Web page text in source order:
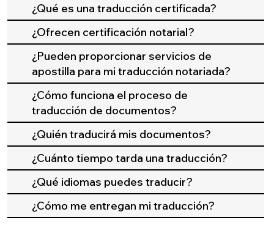
¿Qué es una traducción certificada?
¿Ofrecen certificación notarial?
¿Pueden proporcionar servicios de
apostilla para mi traducción notariada?
¿Cómo funciona el proceso de
traducción de documentos?
¿Quién traducirá mis documentos?
¿Cuánto tiempo tarda una traducción?
¿Qué idiomas puedes traducir?
¿Cómo me entregan mi traducción?